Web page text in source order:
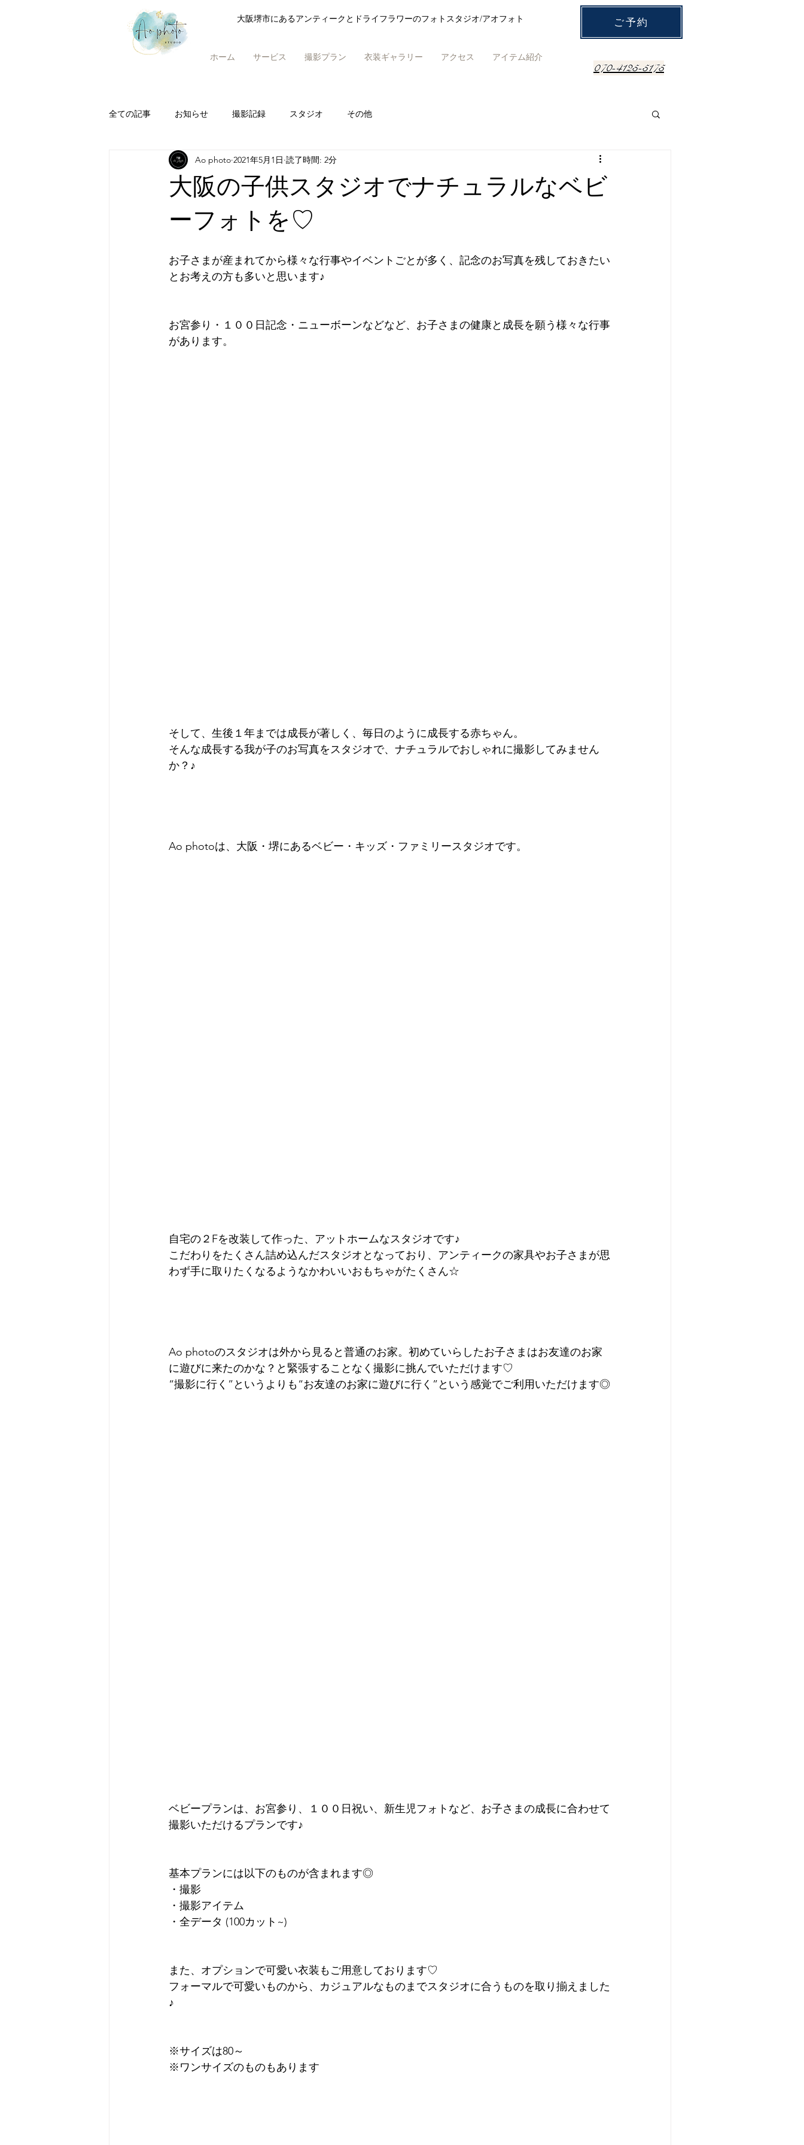
大阪堺市にあるアンティークとドライフラワーのフォトスタジオ/アオフォト ご予約
ホーム サービス 撮影プラン 衣装ギャラリー アクセス アイテム紹介
070-4125-5175
全ての記事 お知らせ 撮影記録 スタジオ その他
大阪の子供スタジオでナチュラルなベビ
ーフォトを♡
Ao photo 2021年5月1日 読了時間: 2分
お子さまが産まれてから様々な行事やイベントごとが多く、記念のお写真を残しておきたい
とお考えの方も多いと思います♪
お宮参り・１００日記念・ニューボーンなどなど、お子さまの健康と成長を願う様々な行事
があります。
そして、生後１年までは成長が著しく、毎日のように成長する赤ちゃん。
そんな成長する我が子のお写真をスタジオで、ナチュラルでおしゃれに撮影してみません
か？♪
Ao photoは、大阪・堺にあるベビー・キッズ・ファミリースタジオです。
自宅の２Fを改装して作った、アットホームなスタジオです♪
こだわりをたくさん詰め込んだスタジオとなっており、アンティークの家具やお子さまが思
わず手に取りたくなるようなかわいいおもちゃがたくさん☆
Ao photoのスタジオは外から見ると普通のお家。初めていらしたお子さまはお友達のお家
に遊びに来たのかな？と緊張することなく撮影に挑んでいただけます♡
“撮影に行く”というよりも“お友達のお家に遊びに行く”という感覚でご利用いただけます◎
ベビープランは、お宮参り、１００日祝い、新生児フォトなど、お子さまの成長に合わせて
撮影いただけるプランです♪
基本プランには以下のものが含まれます◎
・撮影
・撮影アイテム
・全データ (100カット~)
また、オプションで可愛い衣装もご用意しております♡
フォーマルで可愛いものから、カジュアルなものまでスタジオに合うものを取り揃えました
♪
※サイズは80～
※ワンサイズのものもあります